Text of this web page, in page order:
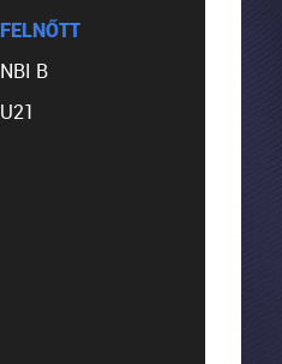
FELNŐTT
NBI B
U21